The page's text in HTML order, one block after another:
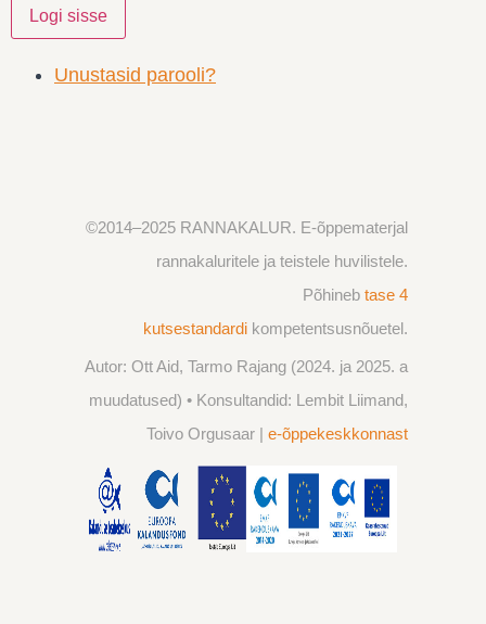
Logi sisse
Unustasid parooli?
©2014–2025 RANNAKALUR. E-õppematerjal
rannakaluritele ja teistele huvilistele.
Põhineb tase 4
kutsestandardi kompetentsusnõuetel.
Autor: Ott Aid, Tarmo Rajang (2024. ja 2025. a
muudatused) • Konsultandid: Lembit Liimand,
Toivo Orgusaar | e-õppekeskkonnast